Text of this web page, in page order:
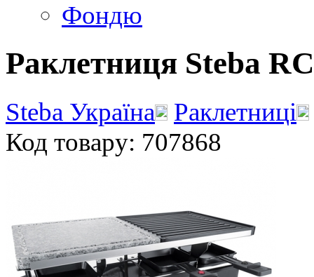
Фондю
Раклетниця Steba
Steba Україна
Раклетниці
Код товару: 707868